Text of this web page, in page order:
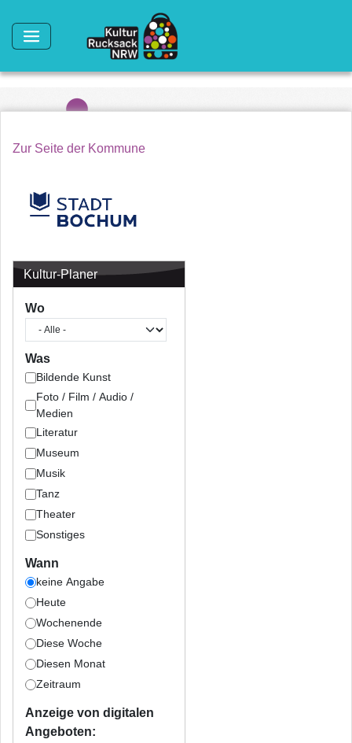
Zur Seite der Kommune
Kultur-Planer
Wo
Was
Bildende Kunst
Foto / Film / Audio /
Medien
Literatur
Museum
Musik
Tanz
Theater
Sonstiges
Wann
keine Angabe
Heute
Wochenende
Diese Woche
Diesen Monat
Zeitraum
Anzeige von digitalen
Angeboten: